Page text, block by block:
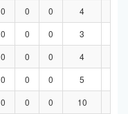
0 0 0 4
0 0 0 3
0 0 0 4
0 0 0 5
0 0 0 10